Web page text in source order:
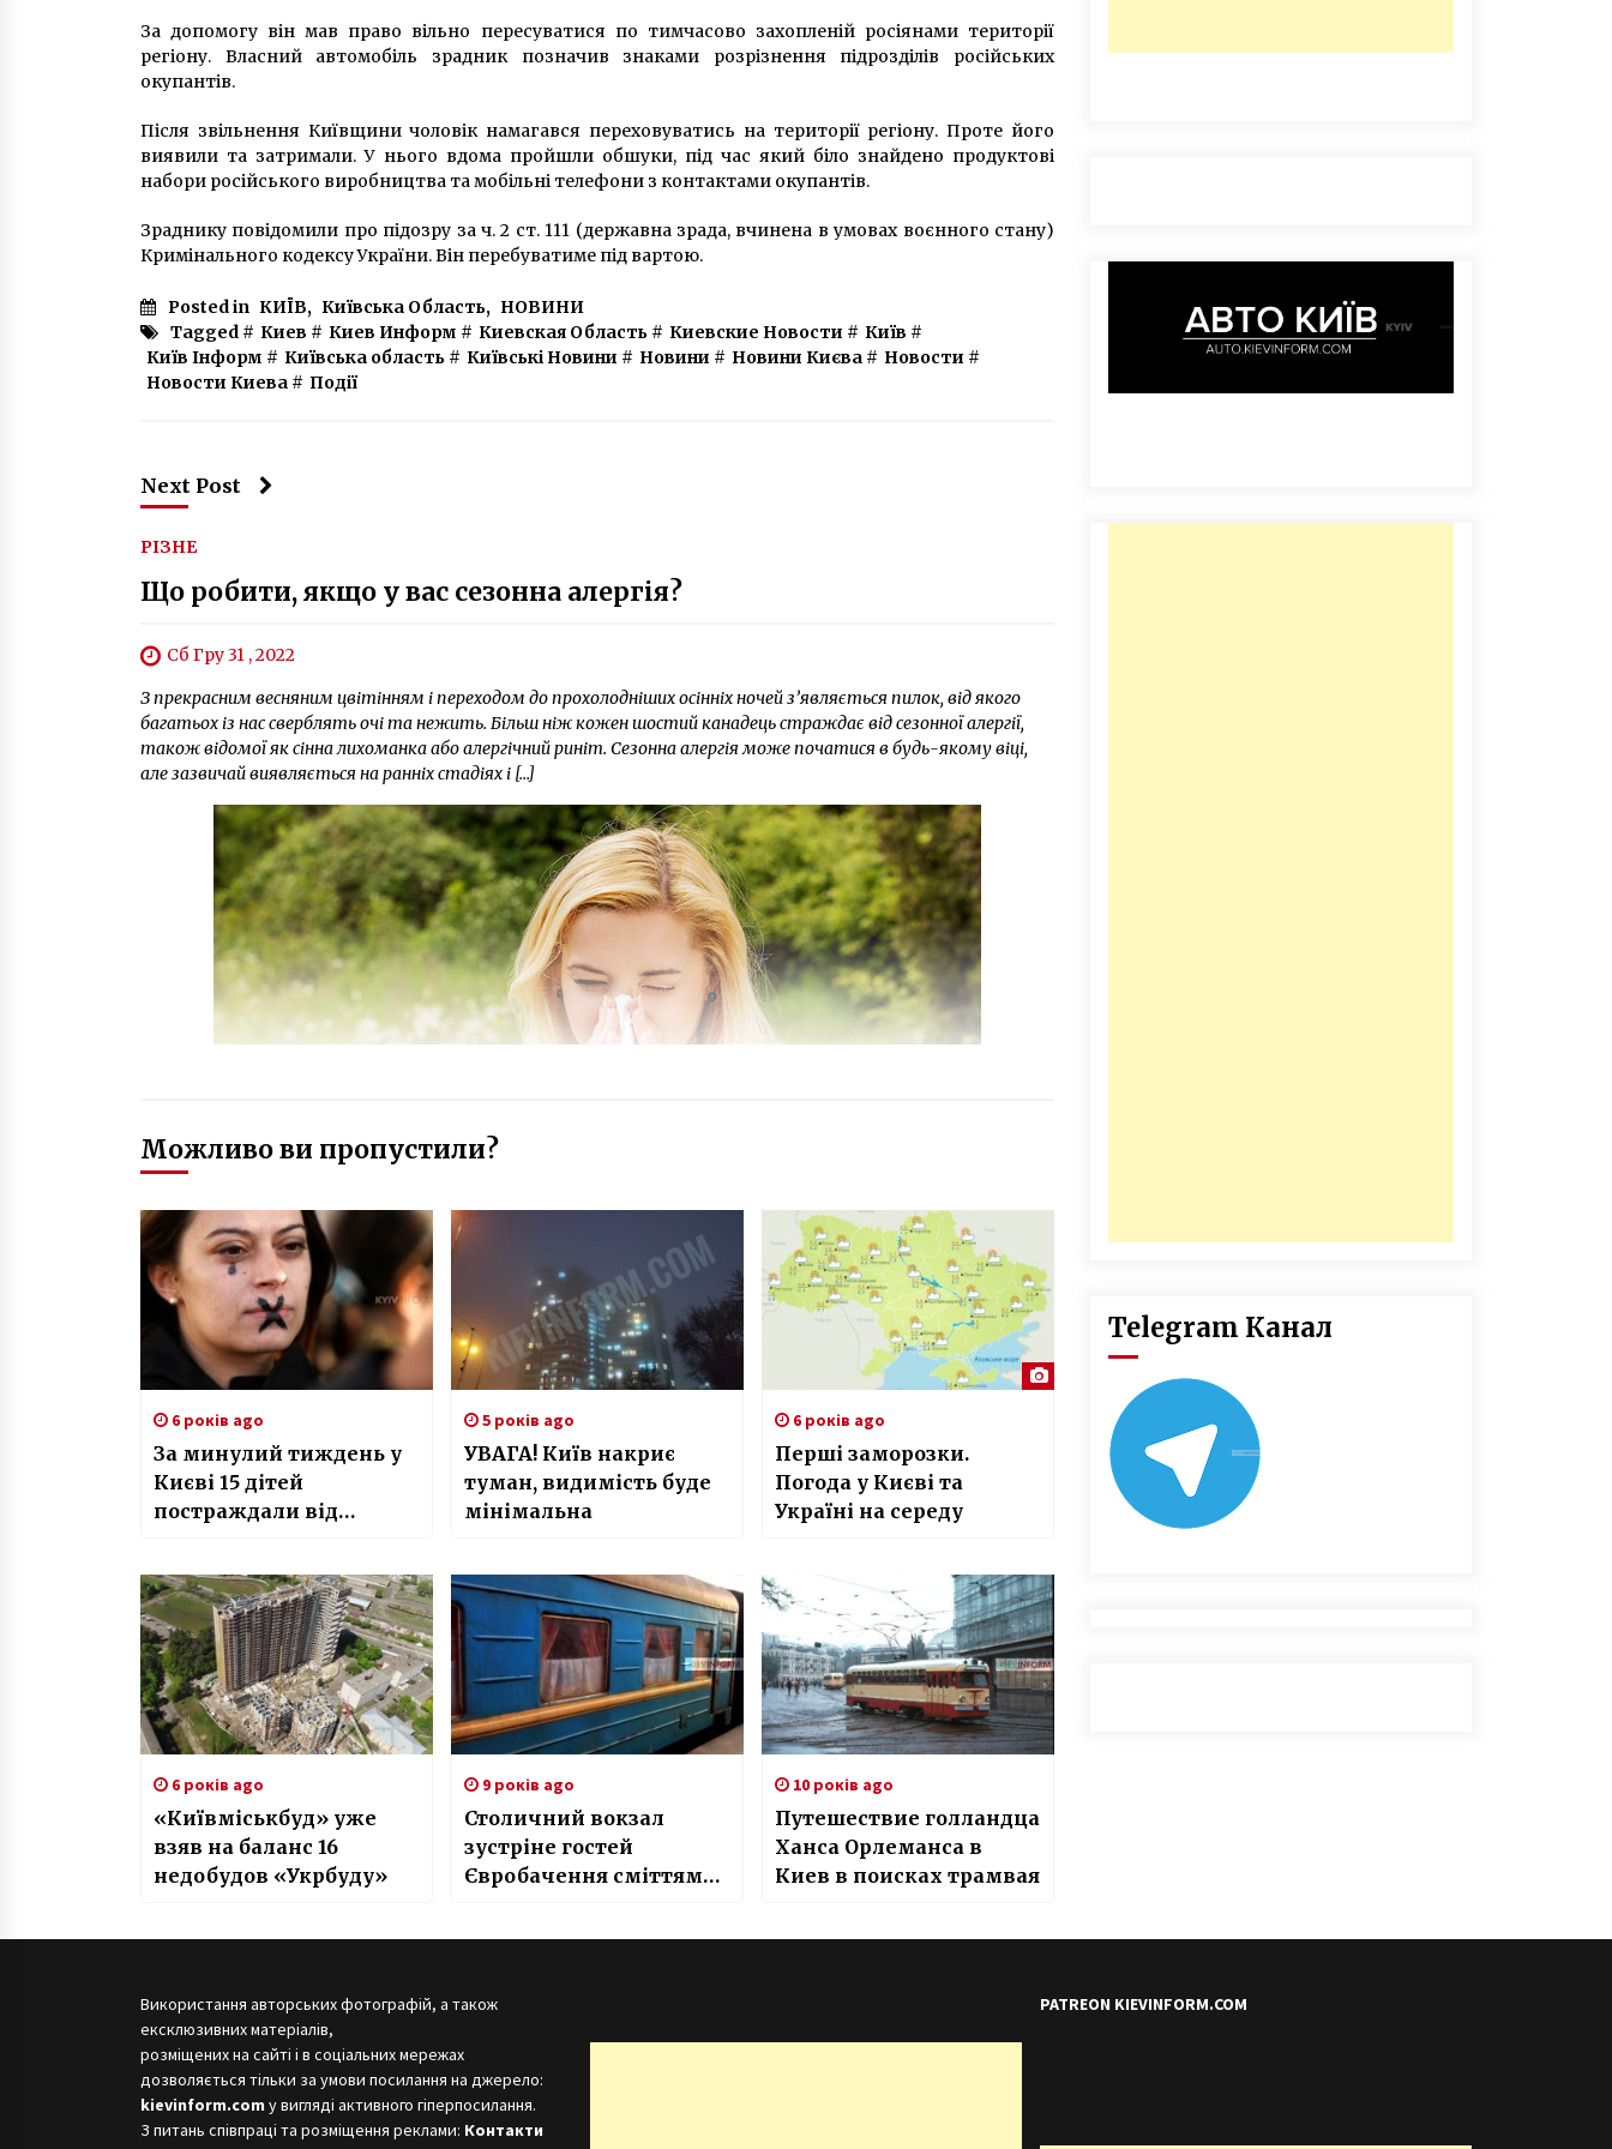
За допомогу він мав право вільно пересуватися по тимчасово захопленій росіянами території
регіону. Власний автомобіль зрадник позначив знаками розрізнення підрозділів російських
окупантів.
Після звільнення Київщини чоловік намагався переховуватись на території регіону. Проте його
виявили та затримали. У нього вдома пройшли обшуки, під час який біло знайдено продуктові
набори російського виробництва та мобільні телефони з контактами окупантів.
Зраднику повідомили про підозру за ч. 2 ст. 111 (державна зрада, вчинена в умовах воєнного стану)
Кримінального кодексу України. Він перебуватиме під вартою.
Posted in КИЇВ, Київська Область, НОВИНИ
Tagged # Киев # Киев Информ # Киевская Область # Киевские Новости # Київ #
Київ Інформ # Київська область # Київські Новини # Новини # Новини Києва # Новости #
Новости Киева # Події
Next Post
РІЗНЕ
Що робити, якщо у вас сезонна алергія?
Сб Гру 31 , 2022
З прекрасним весняним цвітінням і переходом до прохолодніших осінніх ночей з’являється пилок, від якого
багатьох із нас сверблять очі та нежить. Більш ніж кожен шостий канадець страждає від сезонної алергії,
також відомої як сінна лихоманка або алергічний риніт. Сезонна алергія може початися в будь-якому віці,
але зазвичай виявляється на ранніх стадіях і […]
Можливо ви пропустили?
6 років ago
За минулий тиждень у
Києві 15 дітей
постраждали від
– Марина Хонда
5 років ago
УВАГА! Київ накриє
туман, видимість буде
мінімальна
6 років ago
Перші заморозки.
Погода у Києві та
Україні на середу
6 років ago
«Київміськбуд» уже
взяв на баланс 16
недобудов «Укрбуду»
9 років ago
Столичний вокзал
зустріне гостей
Євробачення сміттям
10 років ago
Путешествие голландца
Ханса Орлеманса в
Киев в поисках трамвая
Telegram Канал
Використання авторських фотографій, а також
ексклюзивних матеріалів,
розміщених на сайті і в соціальних мережах
дозволяється тільки за умови посилання на джерело:
kievinform.com у вигляді активного гіперпосилання.
З питань співпраці та розміщення реклами: Контакти
PATREON KIEVINFORM.COM